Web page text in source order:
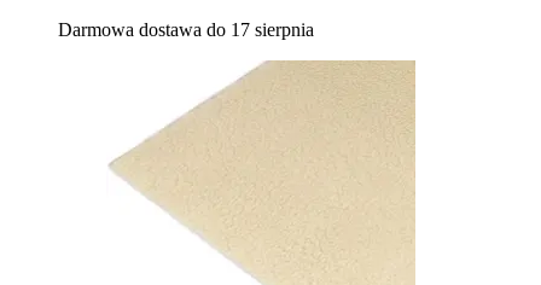
Darmowa dostawa do 17 sierpnia